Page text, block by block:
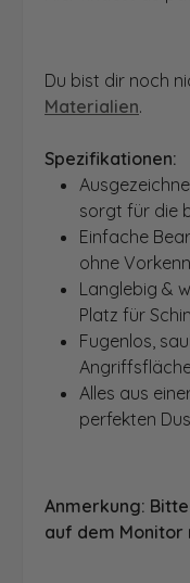
Du bist dir noch
Materialien.
Spezifikationen:
sorgt für die
Einfache
ohne
Langlebig &
Platz für
Fugenlos,
Alles aus
perfekten
Anmerkung:
auf dem Monitor